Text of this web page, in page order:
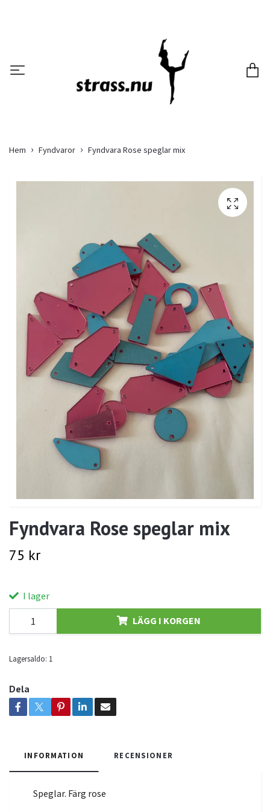
Hem Fyndvaror Fyndvara Rose speglar mix
Fyndvara Rose speglar mix
75 kr
I lager
LÄGG I KORGEN
Lagersaldo: 1
Dela
INFORMATION RECENSIONER
Speglar. Färg rose